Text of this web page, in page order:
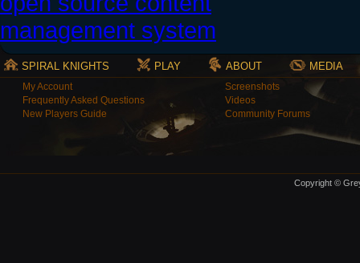
SPIRAL KNIGHTS PLAY ABOUT MEDIA
My Account
Frequently Asked Questions
New Players Guide
Screenshots
Videos
Community Forums
Copyright ©